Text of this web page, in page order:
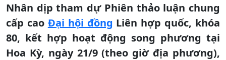
Nhân dịp tham dự Phiên thảo luận chung
cấp cao Đại hội đồng Liên hợp quốc, khóa
80, kết hợp hoạt động song phương tại
Hoa Kỳ, ngày 21/9 (theo giờ địa phương),